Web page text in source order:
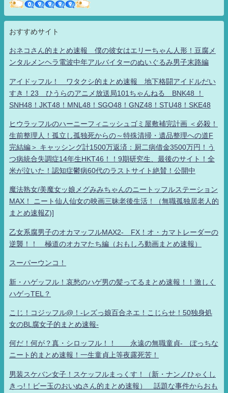
おすすめサイト
おネコさん的まとめ速報 僕の彼女はエリーちゃん人形！豆腐メ
ンタルメンヘラ電波中年アルバイターのぬいぐるみ男子末路編
アイドッフル！ ワタクシ的まとめ速報 地下格闘アイドルだい
すき！23 ひうらのアニメ放送局101ちゃんねる BNK48 ！
SNH48！JKT48！MNL48！SGO48！GNZ48！STU48！SKE48
ヒウラッフルのハーニーフィニッシュゴミ屋敷補完計画 ＜必殺！
生前整理人！孤立し孤独死からの～特殊清掃・遺品整理への道F
完結編＞ キャッシング計1500万返済：厨二病借金3500万円！う
つ病統合失調症14年生HKT46！！9期研究生、最後のサイト！全
米が泣いた！認知症鬱病60代のラストサイト絶賛！公開中
魔法熟女/美魔女ッ娘メグみみちゃんのニートッフルステーション
MAX！ ニート仙人仙女の映画三昧老後生活！（無職孤独居老人的
まとめ速報Z)]
乙女系腐男子のオカマッフルMAX2- FX！オ・カマトレーダーの
逆襲！！ 極道のオカマたち編（おもしろ動画まとめ速報）
スーパーウンコ！
新・ハゲッフル！哀愁のハゲ男の髪ってるまとめ速報！！激しく
ハゲっTEL？
こじ！コジッフル@！-レズっ娘百合ネエ！こじらせ！50独身処
女のBL腐女子的まとめ速報-
何だ！何が？真・シロッフル！！ 永遠の無職童貞- ぼっちな
ニート的まとめ速報！一生童貞上等夜露死苦！
男装スケバン女子！スケッフルまっくす！（新・ナンノひゃくし
きっ!！ビー玉のおいぬさん的まとめ速報） 話題な事件からおも